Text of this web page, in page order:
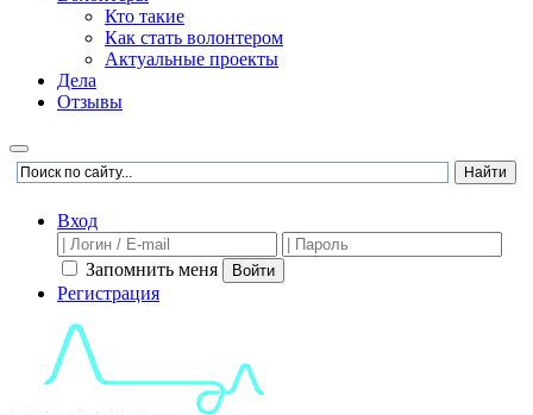
Кто такие
Как стать волонтером
Актуальные проекты
Дела
Отзывы
Вход
Запомнить меня Войти
Регистрация